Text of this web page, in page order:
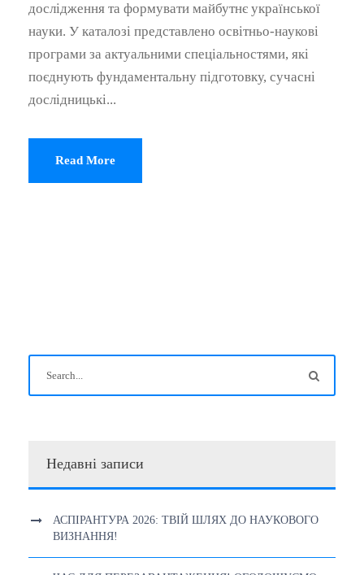
дослідження та формувати майбутнє української
науки. У каталозі представлено освітньо-наукові
програми за актуальними спеціальностями, які
поєднують фундаментальну підготовку, сучасні
дослідницькі...
Read More
Недавні записи
АСПІРАНТУРА 2026: ТВІЙ ШЛЯХ ДО НАУКОВОГО
ВИЗНАННЯ!